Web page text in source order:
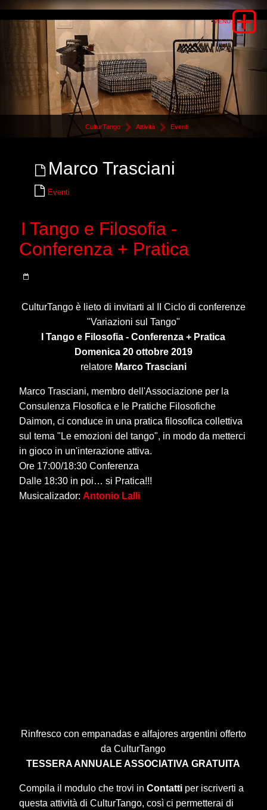
CulturTango Attività Eventi
Marco Trasciani
Eventi
I Tango e Filosofia -
Conferenza + Pratica
CulturTango è lieto di invitarti al II Ciclo di conferenze
"Variazioni sul Tango"
I Tango e Filosofia - Conferenza + Pratica
Domenica 20 ottobre 2019
relatore Marco Trasciani
Marco Trasciani, membro dell'Associazione per la
Consulenza Flosofica e le Pratiche Filosofiche
Daimon, ci conduce in una pratica filosofica collettiva
sul tema "Le emozioni del tango", in modo da metterci
in gioco in un'interazione attiva.
Ore 17:00/18:30 Conferenza
Dalle 18:30 in poi… si Pratica!!!
Musicalizador:Antonio Lalli
Rinfresco con empanadas e alfajores argentini offerto
da CulturTango
TESSERA ANNUALE ASSOCIATIVA GRATUITA
Compila il modulo che trovi inContatti per iscriverti a
questa attività di CulturTango, così ci permetterai di